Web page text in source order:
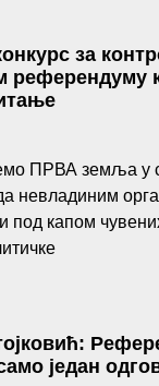
за
референдуму
ПРВА земља у
невладиним
под капом
један